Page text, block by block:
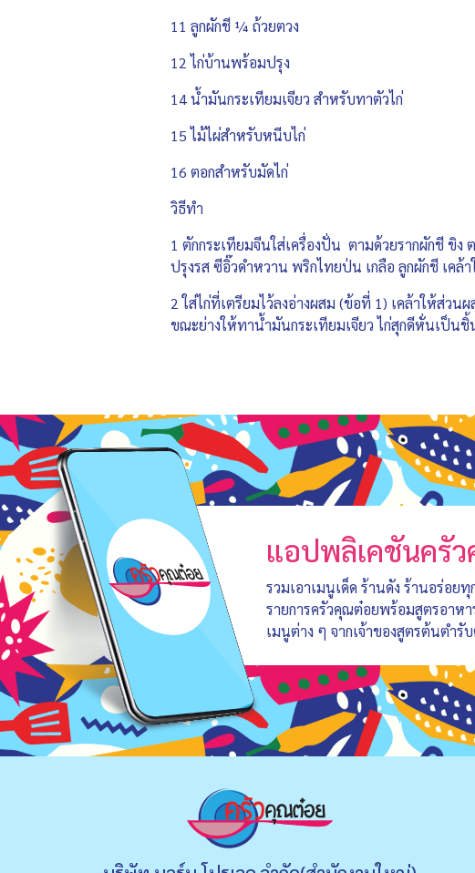
11 ลูกผักชี ¼ ถ้วยตวง
12 ไก่บ้านพร้อมปรุง
14 น้ำมันกระเทียมเจียว สำหรับทาตัวไก่
15 ไม้ไผ่สำหรับหนีบไก่
16 ตอกสำหรับมัดไก่
วิธีทำ
1 ตักกระเทียมจีนใส่เครื่องปั่น ตามด้วยรากผักชี ขิง
ปรุงรส ซีอิ๊วดำหวาน พริกไทยป่น เกลือ ลูกผักชี เคล้
2 ใส่ไก่ที่เตรียมไว้ลงอ่างผสม (ข้อที่ 1) เคล้าให้ส่ว
ขณะย่างให้ทาน้ำมันกระเทียมเจียว ไก่สุกดีหั่นเป็น
แอปพลิเคชันครั
รวมเอาเมนูเด็ด ร้านดัง ร้านอร่อย
รายการครัวคุณต๋อยพร้อมสูตรอาหา
เมนูต่าง ๆ จากเจ้าของสูตรต้นตำรับ